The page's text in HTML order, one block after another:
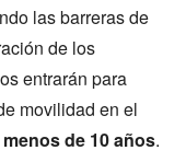
las barreras de
de los
entrarán para
movilidad en el
de 10 años.